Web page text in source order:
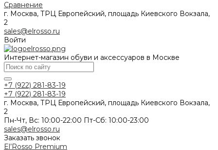
Сравнение
г. Москва, ТРЦ Европейский, площадь Киевского Вокзала,
2
sales@elrosso.ru
Войти
Интернет-магазин обуви и аксессуаров в Москве
+7 (922) 281-83-19
+7 (922) 281-83-19
г. Москва, ТРЦ Европейский, площадь Киевского Вокзала,
2
Пн-Чт, Вс: 10:00-22:00 Пт-Сб: 10:00-23:00
sales@elrosso.ru
Заказать звонок
El’Rosso Premium